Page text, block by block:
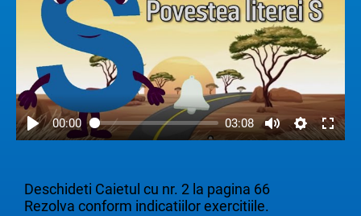
00:00 03:08
Deschideti Caietul cu nr. 2 la pagina 66
Rezolva conform indicatiilor exercitiile.